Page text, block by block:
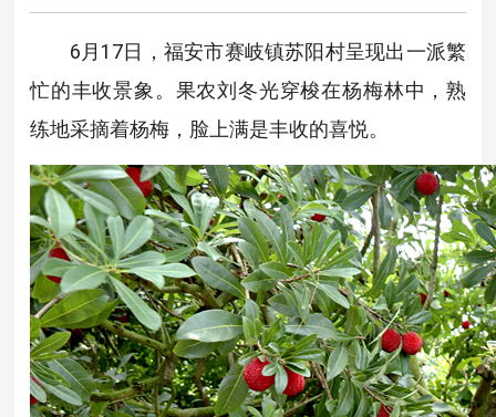
6月17日，福安市赛岐镇苏阳村呈现出一派繁
忙的丰收景象。果农刘冬光穿梭在杨梅林中，熟
练地采摘着杨梅，脸上满是丰收的喜悦。